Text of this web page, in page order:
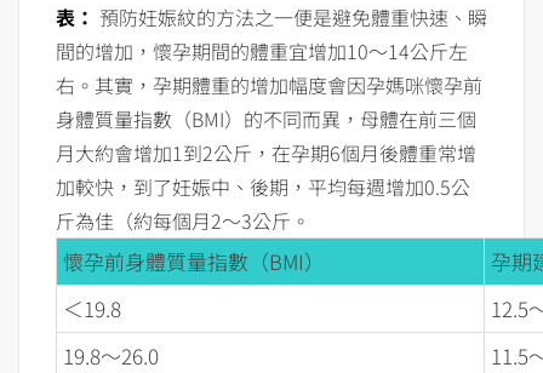
表： 預防妊娠紋的方法之一便是避免體重快速、瞬
間的增加，懷孕期間的體重宜增加10～14公斤左
右。其實，孕期體重的增加幅度會因孕媽咪懷孕前
身體質量指數（BMI）的不同而異，母體在前三個
月大約會增加1到2公斤，在孕期6個月後體重常增
加較快，到了妊娠中、後期，平均每週增加0.5公
斤為佳（約每個月2～3公斤。
懷孕前身體質量指數（BMI）
孕期
＜19.8
12.5
19.8～26.0
11.5